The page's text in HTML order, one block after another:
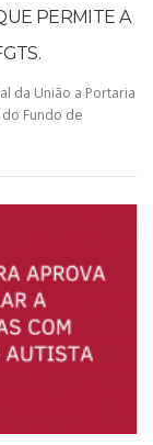
PERMITE A
da União a Portaria
Fundo de